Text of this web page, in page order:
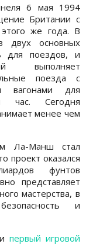
6 мая 1994
Британии с
же года. В
двух основных
для поездов, и
выполняет
поезда с
вагонами для
час. Сегодня
менее чем
Ла-Манш стал
проект оказался
фунтов
представляет
мастерства, в
и
первый игровой